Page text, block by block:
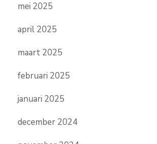
mei 2025
april 2025
maart 2025
februari 2025
januari 2025
december 2024